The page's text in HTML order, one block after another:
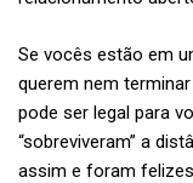
Se vocês estão em
querem nem
pode ser legal para
“sobreviveram” a
assim e foram felizes.